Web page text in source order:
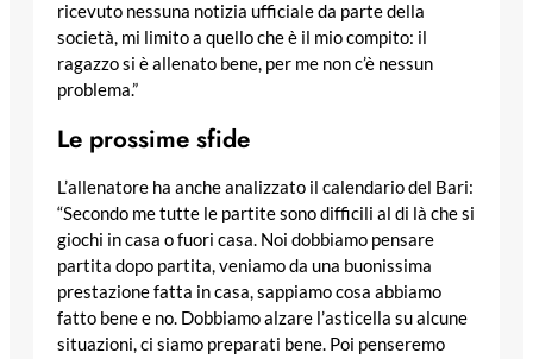
ricevuto nessuna notizia ufficiale da parte della
società, mi limito a quello che è il mio compito: il
ragazzo si è allenato bene, per me non c’è nessun
problema.”
Le prossime sfide
L’allenatore ha anche analizzato il calendario del Bari:
“Secondo me tutte le partite sono difficili al di là che si
giochi in casa o fuori casa. Noi dobbiamo pensare
partita dopo partita, veniamo da una buonissima
prestazione fatta in casa, sappiamo cosa abbiamo
fatto bene e no. Dobbiamo alzare l’asticella su alcune
situazioni, ci siamo preparati bene. Poi penseremo